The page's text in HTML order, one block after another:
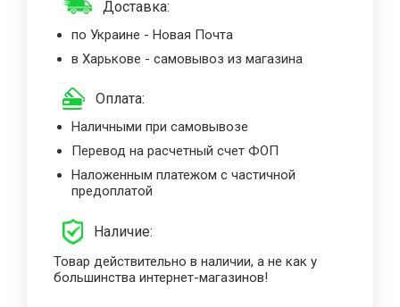
Доставка:
по Украине - Новая Почта
в Харькове - самовывоз из магазина
Оплата:
Наличными при самовывозе
Перевод на расчетный счет ФОП
Наложенным платежом с частичной
предоплатой
Наличие:
Товар действительно в наличии, а не как у
большинства интернет-магазинов!